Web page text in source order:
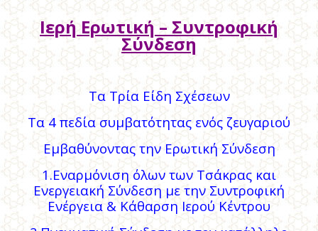
Ιερή Ερωτική – Συντροφική
Σύνδεση
Τα Τρία Είδη Σχέσεων
Τα 4 πεδία συμβατότητας ενός ζευγαριού
Εμβαθύνοντας την Ερωτική Σύνδεση
1.Εναρμόνιση όλων των Τσάκρας και
Ενεργειακή Σύνδεση με την Συντροφική
Ενέργεια & Κάθαρση Ιερού Κέντρου